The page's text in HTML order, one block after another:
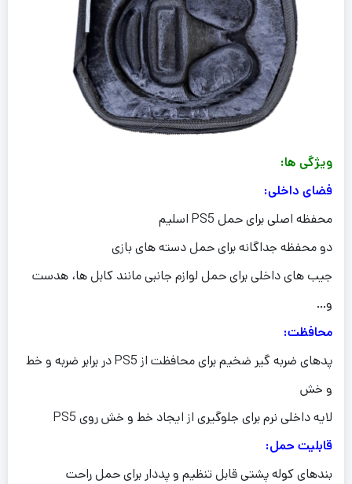
ویژگی ها:
فضای داخلی:
محفظه اصلی برای حمل PS5 اسلیم
دو محفظه جداگانه برای حمل دسته های بازی
جیب های داخلی برای حمل لوازم جانبی مانند کابل ها، هدست
و…
محافظت:
پدهای ضربه گیر ضخیم برای محافظت از PS5 در برابر ضربه و خط
و خش
لایه داخلی نرم برای جلوگیری از ایجاد خط و خش روی PS5
قابلیت حمل:
بندهای کوله پشتی قابل تنظیم و پددار برای حمل راحت